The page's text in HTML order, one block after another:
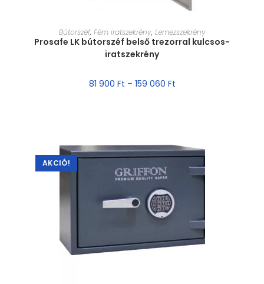
MÉRET VÁLASZTÁSA
Bútorszéf, Fém iratszekrény, Lemezszekrény
Prosafe LK bútorszéf belső trezorral kulcsos-
iratszekrény
81 900 Ft – 159 060 Ft
AKCIÓ!